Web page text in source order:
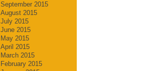
September 2015
August 2015
July 2015
June 2015
May 2015
April 2015
March 2015
February 2015